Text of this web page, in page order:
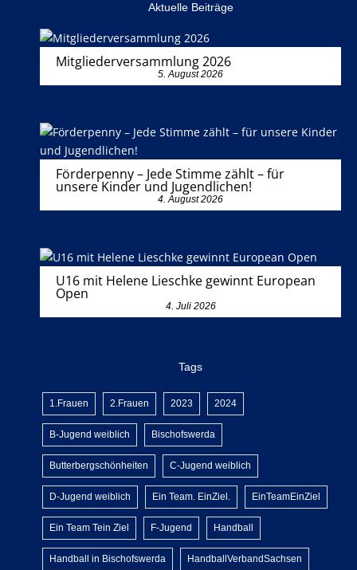
Aktuelle Beiträge
Mitgliederversammlung 2026
5. August 2026
Förderpenny – Jede Stimme zählt – für
unsere Kinder und Jugendlichen!
4. August 2026
U16 mit Helene Lieschke gewinnt European
Open
4. Juli 2026
Tags
1.Frauen 2.Frauen 2023 2024
B-Jugend weiblich Bischofswerda
Butterbergschönheiten C-Jugend weiblich
D-Jugend weiblich Ein Team. EinZiel. EinTeamEinZiel
Ein Team Tein Ziel F-Jugend Handball
Handball in Bischofswerda HandballVerbandSachsen